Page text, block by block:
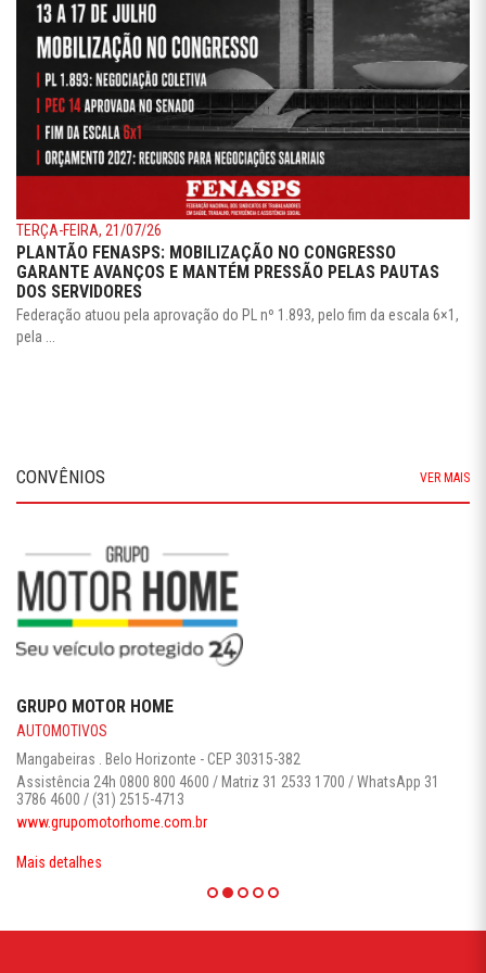
TERÇA-FEIRA, 21/07/26
PLANTÃO FENASPS: MOBILIZAÇÃO NO CONGRESSO
GARANTE AVANÇOS E MANTÉM PRESSÃO PELAS PAUTAS
DOS SERVIDORES
Federação atuou pela aprovação do PL nº 1.893, pelo fim da escala 6×1,
pela ...
CONVÊNIOS VER MAIS
GRUPO MOTOR HOME
AUTOMOTIVOS
Mangabeiras . Belo Horizonte - CEP 30315-382
Assistência 24h 0800 800 4600 / Matriz 31 2533 1700 / WhatsApp 31
3786 4600 / (31) 2515-4713
www.grupomotorhome.com.br
Mais detalhes